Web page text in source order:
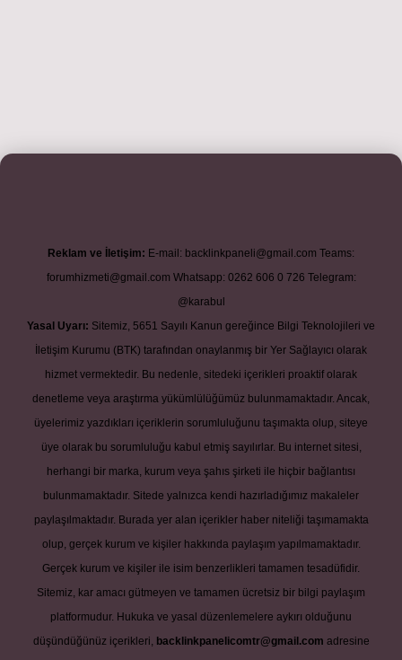
adresibetexper.xyzm elexbet
Reklam ve İletişim: E-mail: backlinkpaneli@gmail.com Teams:
forumhizmeti@gmail.com Whatsapp: 0262 606 0 726 Telegram:
@karabul
Yasal Uyarı: Sitemiz, 5651 Sayılı Kanun gereğince Bilgi Teknolojileri ve
İletişim Kurumu (BTK) tarafından onaylanmış bir Yer Sağlayıcı olarak
hizmet vermektedir. Bu nedenle, sitedeki içerikleri proaktif olarak
denetleme veya araştırma yükümlülüğümüz bulunmamaktadır. Ancak,
üyelerimiz yazdıkları içeriklerin sorumluluğunu taşımakta olup, siteye
üye olarak bu sorumluluğu kabul etmiş sayılırlar. Bu internet sitesi,
herhangi bir marka, kurum veya şahıs şirketi ile hiçbir bağlantısı
bulunmamaktadır. Sitede yalnızca kendi hazırladığımız makaleler
paylaşılmaktadır. Burada yer alan içerikler haber niteliği taşımamakta
olup, gerçek kurum ve kişiler hakkında paylaşım yapılmamaktadır.
Gerçek kurum ve kişiler ile isim benzerlikleri tamamen tesadüfidir.
Sitemiz, kar amacı gütmeyen ve tamamen ücretsiz bir bilgi paylaşım
platformudur. Hukuka ve yasal düzenlemelere aykırı olduğunu
düşündüğünüz içerikleri, backlinkpanelicomtr@gmail.com adresine